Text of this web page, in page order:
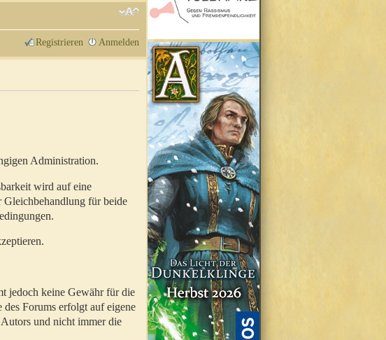
Registrieren Anmelden
Administration.
wird auf eine
Gleichbehandlung für beide
jedoch keine Gewähr für die
Forums erfolgt auf eigene
und nicht immer die